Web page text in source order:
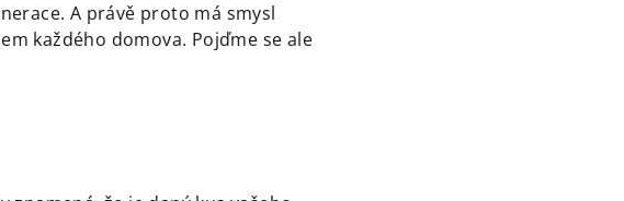
A právě proto má smysl
každého domova. Pojďme se ale